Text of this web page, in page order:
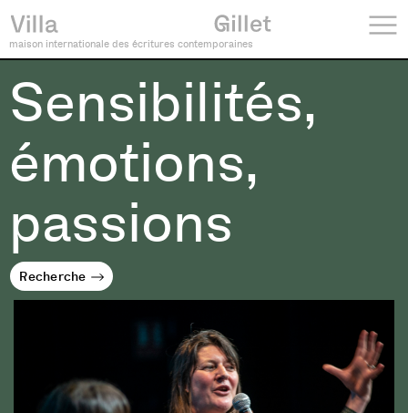
maison internationale des écritures contemporaines
Sensibilités,
émotions,
passions
Recherche
Recherche